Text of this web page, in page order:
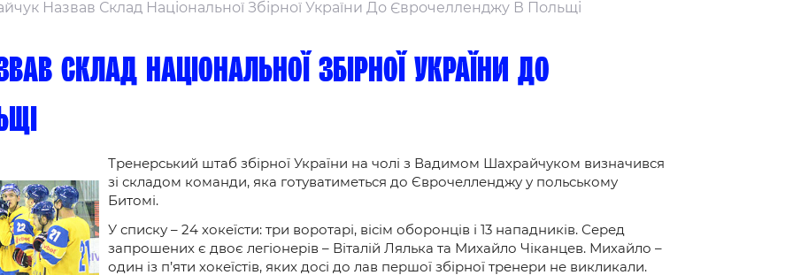
Федерації
документи
Федерації
Склад Збірної
Календар Матчів
Склад Збірної
Календар Матчів
Тренерський Штаб
Календар Матчів
Тренерський Штаб
Календар Матчів
Назвав Склад Національної Збірної України До Єврочелленджу В Польщі
склад національної збірної України до
Тренерський штаб збірної України на чолі з Вадимом Шахрайчуком визначився
зі складом команди, яка готуватиметься до Єврочелленджу у польському
Битомі.
У списку – 24 хокеїсти: три воротарі, вісім оборонців і 13 нападників. Серед
запрошених є двоє легіонерів – Віталій Лялька та Михайло Чіканцев. Михайло –
один із п’яти хокеїстів, яких досі до лав першої збірної тренери не викликали.